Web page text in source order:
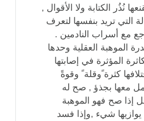
نُذُر الكتابة ولا الأقوال ,
التي تريد بنفسها لتعرف
مع أسراب النادمين .
الموهبة العقلية وحدها
المؤثرة في إصابتها
كثرة ًوقلة ً وقوةً
معها بجذؤ , صح له
إذا صح فهو الموهبة
يوازيها شيء ,وإذا فسد